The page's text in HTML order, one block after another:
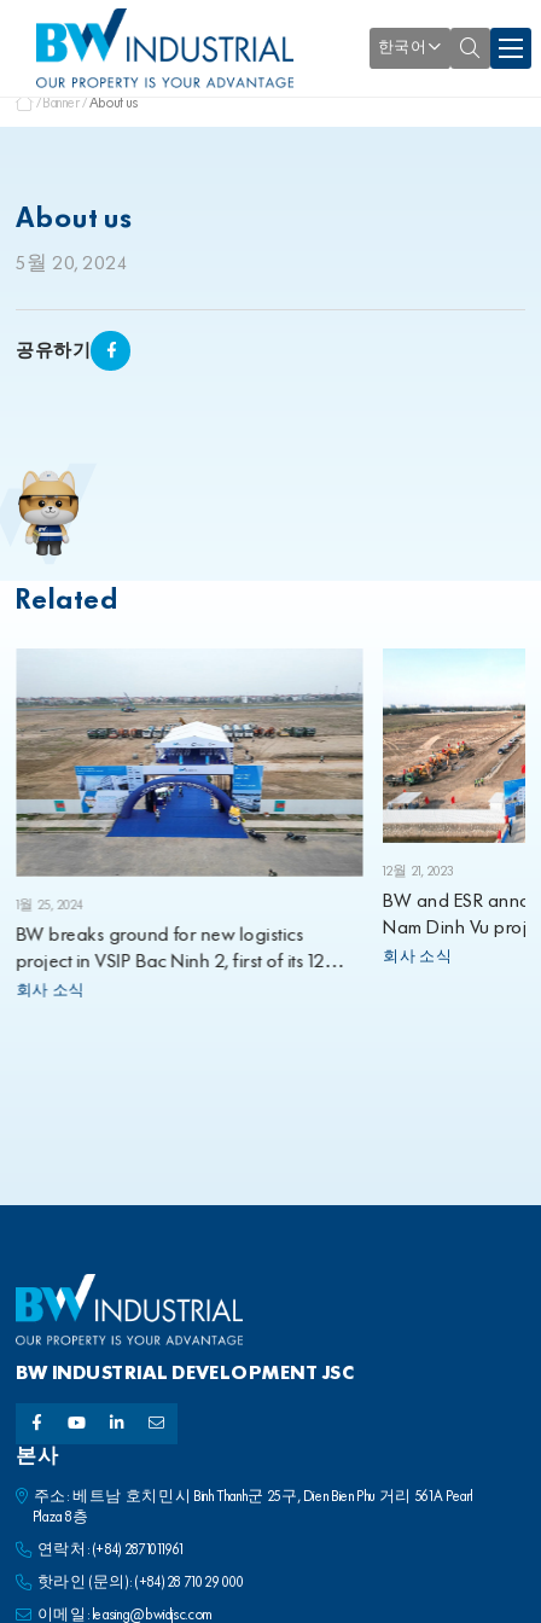
한국어
Banner About us
About us
5월 20, 2024
공유하기
Related
1월 25, 2024
BW breaks ground for new logistics
project in VSIP Bac Ninh 2, first of its 12
planned projects for 2024
회사 소식
12월 21, 2023
BW and ESR
Nam Dinh Vu
회사 소식
BW INDUSTRIAL DEVELOPMENT JSC
본사
주소: 베트남 호치민시 Binh Thanh군 25구, Dien Bien Phu 거리 561A Pearl
Plaza 8층
연락처: (+84) 2871011961
핫라인 (문의):(+84) 28 710 29 000
이메일: leasing@bwidjsc.com